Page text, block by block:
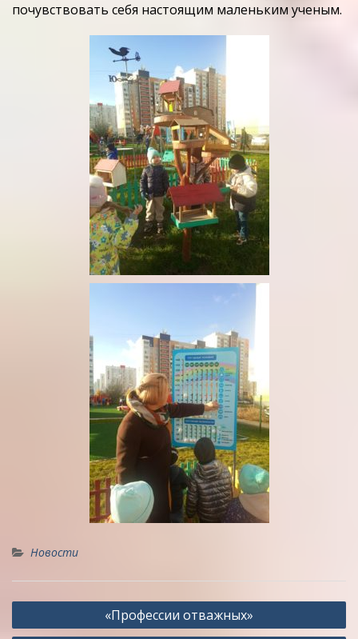
почувствовать себя настоящим маленьким ученым.
Новости
Навигация
по
«Профессии отважных»